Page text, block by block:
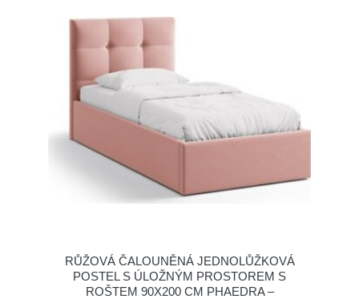
RŮŽOVÁ ČALOUNĚNÁ JEDNOLŮŽKOVÁ
POSTEL S ÚLOŽNÝM PROSTOREM S
ROŠTEM 90X200 CM PHAEDRA –